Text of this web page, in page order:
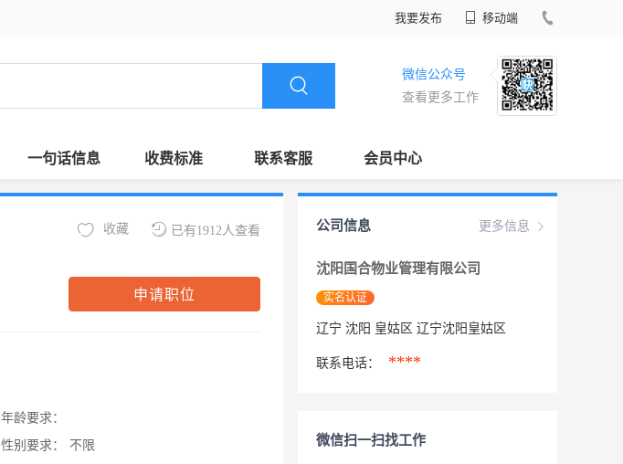
我要发布 移动端
微信公众号
查看更多工作
一句话信息 收费标准 联系客服 会员中心
已有1912人查看
收藏
申请职位
年龄要求：
性别要求：
不限
更多信息
公司信息
沈阳国合物业管理有限公司
实名认证
辽宁 沈阳 皇姑区 辽宁沈阳皇姑区
联系电话： ****
微信扫一扫找工作